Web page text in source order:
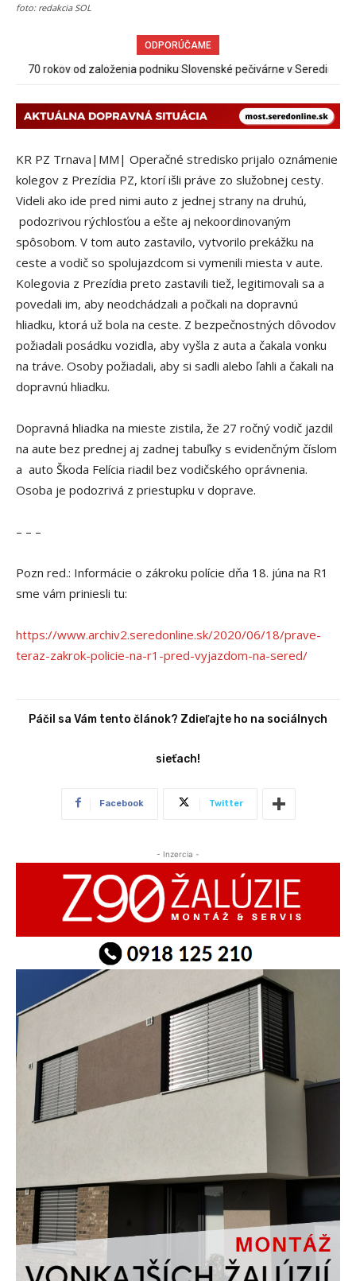
foto: redakcia SOL
ODPORÚČAME
Sereď niekedy bola mestom s výborným napojením na
KR PZ Trnava|MM| Operačné stredisko prijalo oznámenie
kolegov z Prezídia PZ, ktorí išli práve zo služobnej cesty.
Videli ako ide pred nimi auto z jednej strany na druhú,
podozrivou rýchlosťou a ešte aj nekoordinovaným
spôsobom. V tom auto zastavilo, vytvorilo prekážku na
ceste a vodič so spolujazdcom si vymenili miesta v aute.
Kolegovia z Prezídia preto zastavili tiež, legitimovali sa a
povedali im, aby neodchádzali a počkali na dopravnú
hliadku, ktorá už bola na ceste. Z bezpečnostných dôvodov
požiadali posádku vozidla, aby vyšla z auta a čakala vonku
na tráve. Osoby požiadali, aby si sadli alebo ľahli a čakali na
dopravnú hliadku.
Dopravná hliadka na mieste zistila, že 27 ročný vodič jazdil
na aute bez prednej aj zadnej tabuľky s evidenčným číslom
a auto Škoda Felícia riadil bez vodičského oprávnenia.
Osoba je podozrivá z priestupku v doprave.
– – –
Pozn red.: Informácie o zákroku polície dňa 18. júna na R1
sme vám priniesli tu:
https://www.archiv2.seredonline.sk/2020/06/18/prave-
teraz-zakrok-policie-na-r1-pred-vyjazdom-na-sered/
Páčil sa Vám tento článok? Zdieľajte ho na sociálnych
sieťach!
Facebook Twitter
- Inzercia -